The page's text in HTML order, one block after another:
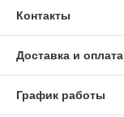
Контакты
Доставка и оплата
График работы